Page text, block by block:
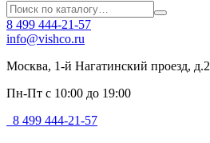
8 499 444-21-57
info@vishco.ru
Москва, 1-й Нагатинский проезд, д.2
Пн-Пт с 10:00 до 19:00
8 499 444-21-57